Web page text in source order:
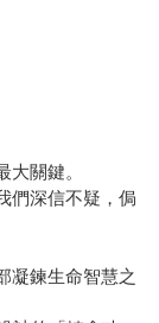
關鍵。
們深信不疑，侷
凝鍊生命智慧之